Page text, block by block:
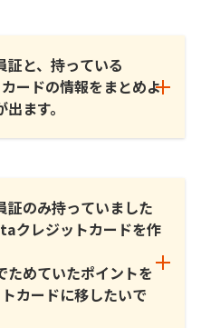
証と、持っている
ードの情報をまとめよ
ます。
証のみ持っていました
クレジットカードを作
ためていたポイントを
カードに移したいで